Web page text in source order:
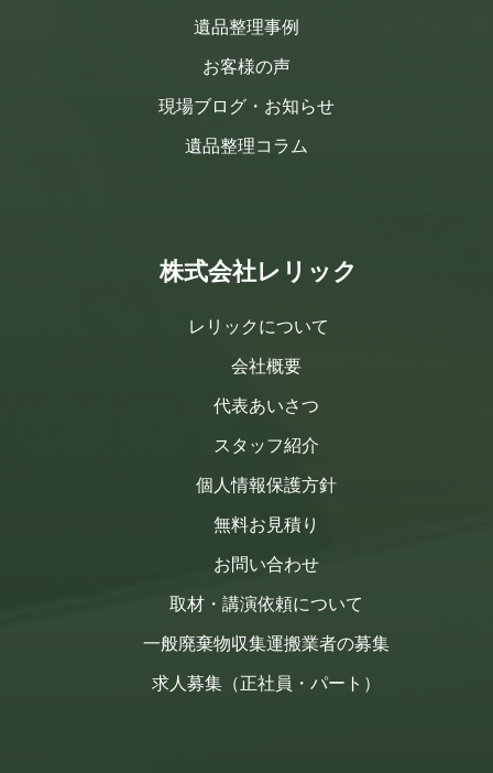
遺品整理事例
お客様の声
現場ブログ・お知らせ
遺品整理コラム
株式会社レリック
レリックについて
会社概要
代表あいさつ
スタッフ紹介
個人情報保護方針
無料お見積り
お問い合わせ
取材・講演依頼について
一般廃棄物収集運搬業者の募集
求人募集（正社員・パート）